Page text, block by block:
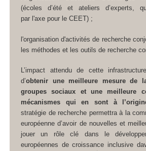
(écoles d’été et ateliers d’experts,
par l'axe pour le CEET) ;
l'organisation d'activités de recherche
les méthodes et les outils de recherche
L’impact attendu de cette
d’obtenir une meilleure mesure de
groupes sociaux et une meilleure
mécanismes qui en sont à
stratégie de recherche permettra à la
européenne d’avoir de nouvelles et
jouer un rôle clé dans le
européennes de croissance inclusive